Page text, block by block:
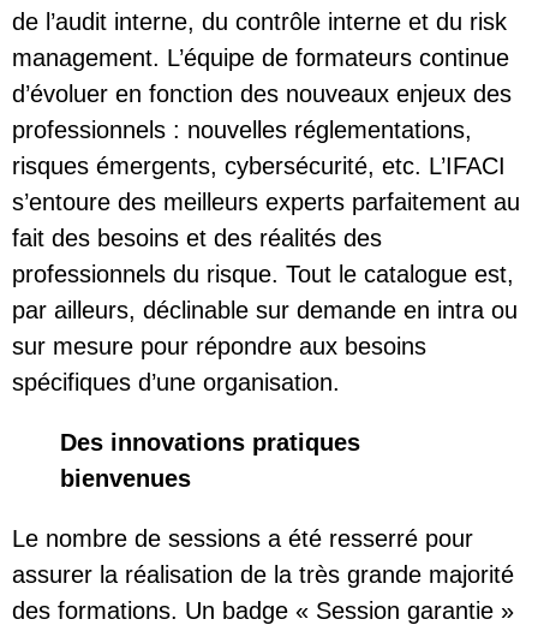
de l’audit interne, du contrôle interne et du risk
management. L’équipe de formateurs continue
d’évoluer en fonction des nouveaux enjeux des
professionnels : nouvelles réglementations,
risques émergents, cybersécurité, etc. L’IFACI
s’entoure des meilleurs experts parfaitement au
fait des besoins et des réalités des
professionnels du risque. Tout le catalogue est,
par ailleurs, déclinable sur demande en intra ou
sur mesure pour répondre aux besoins
spécifiques d’une organisation.
Des innovations pratiques
bienvenues
Le nombre de sessions a été resserré pour
assurer la réalisation de la très grande majorité
des formations. Un badge « Session garantie »